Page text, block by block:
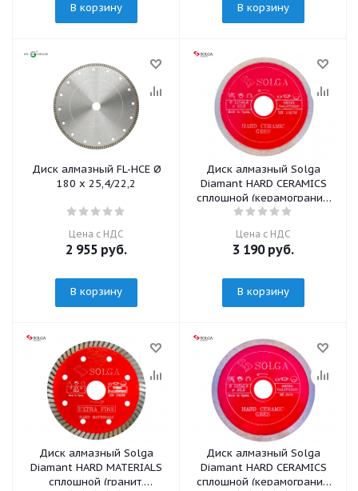
В корзину В корзину
Диск алмазный FL-HCE Ø
180 х 25,4/22,2
Цена с НДС
2 955 руб.
В корзину
Диск алмазный Solga
Diamant HARD CERAMICS
сплошной (керамогранит)
115мм/22,23
Цена с НДС
3 190руб.
В корзину
Диск алмазный Solga
Diamant HARD MATERIALS
сплошной (гранит,
Диск алмазный Solga
Diamant HARD CERAMICS
сплошной (керамогранит)